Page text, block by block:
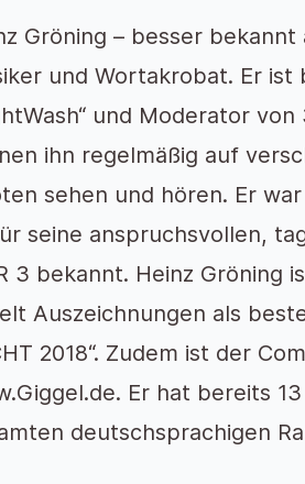
Gröning – besser
und Wortakrobat. Er ist
und Moderator von
ihn regelmäßig auf
sehen und hören. Er
seine anspruchsvollen,
3 bekannt. Heinz Gröning
Auszeichnungen als
2018“. Zudem ist der
Er hat bereits
deutschsprachigen